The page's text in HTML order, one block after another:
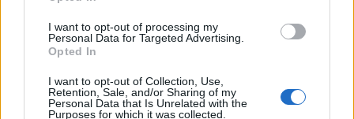
I want to opt-out of processing my
Personal Data for Targeted Advertising.
Opted In
I want to opt-out of Collection, Use,
Retention, Sale, and/or Sharing of my
Personal Data that Is Unrelated with the
Purposes for which it was collected.
Pièces Détachées
Les pièces détachées automobiles rares
qui font flamber les prix